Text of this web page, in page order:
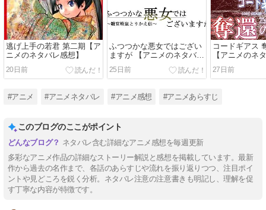
逃げ上手の若君 第二期【ア
ニメのネタバレ感想】
20日前
ふつつかな悪女ではござい
ますが 【アニメのネタバレ
感想】
25日前
コードギアス
【アニメのネ
27日前
#アニメ #アニメネタバレ #アニメ感想 #アニメあらすじ
このブログのここがポイント
ネタバレ含む詳細なアニメ感想を毎週更新
多彩なアニメ作品の詳細なストーリー解説と感想を掲載しています。最新
作から過去の名作まで、各話のあらすじや流れを振り返りつつ、注目ポイ
ントや見どころを鋭く分析。ネタバレ注意の注意書きも明記し、理解を促
す丁寧な内容が特徴です。